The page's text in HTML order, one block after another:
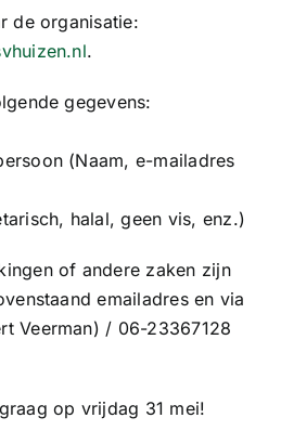
de organisatie:
.
gegevens:
(Naam, e-mailadres
halal, geen vis, enz.)
of andere zaken zijn
emailadres en via
Veerman) / 06-23367128
op vrijdag 31 mei!